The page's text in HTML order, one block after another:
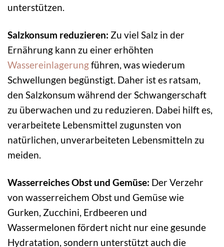
unterstützen.
Salzkonsum reduzieren: Zu viel Salz in der
Ernährung kann zu einer erhöhten
Wassereinlagerungführen, was wiederum
Schwellungen begünstigt. Daher ist es ratsam,
den Salzkonsum während der Schwangerschaft
zu überwachen und zu reduzieren. Dabei hilft es,
verarbeitete Lebensmittel zugunsten von
natürlichen, unverarbeiteten Lebensmitteln zu
meiden.
Wasserreiches Obst und Gemüse: Der Verzehr
von wasserreichem Obst und Gemüse wie
Gurken, Zucchini, Erdbeeren und
Wassermelonen fördert nicht nur eine gesunde
Hydratation, sondern unterstützt auch die